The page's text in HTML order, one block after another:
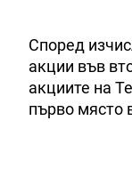
Според
акции във
акциите на
първо място